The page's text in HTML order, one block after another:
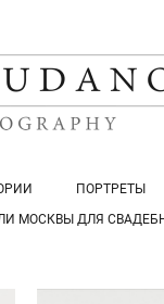
ПОРТРЕТЫ
МОСКВЫ ДЛЯ